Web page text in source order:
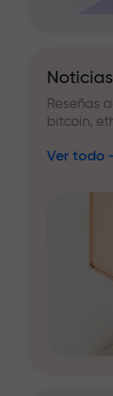
Reseñas
bitcoin,
Ver todo